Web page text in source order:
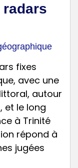
fixes
avec une
autour
et le long
à Trinité
répond à
jugées